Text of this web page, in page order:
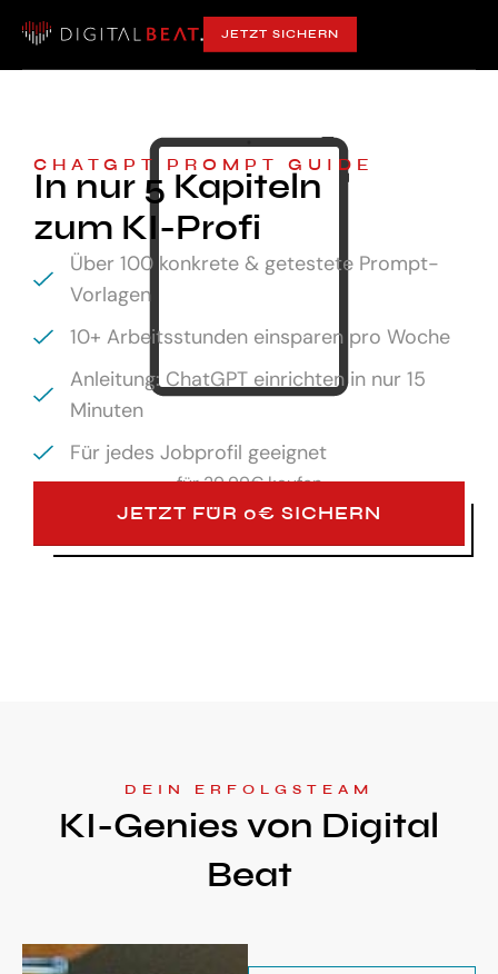
JETZT SICHERN
CHATGPT PROMPT GUIDE
In nur 5 Kapiteln
zum KI-Profi
Über 100 konkrete & getestete Prompt-
Vorlagen
10+ Arbeitsstunden einsparen pro Woche
Anleitung: ChatGPT einrichten in nur 15
Minuten
Für jedes Jobprofil geeignet
für29,99€ kaufen
JETZT FÜR 0€ SICHERN
DEIN ERFOLGSTEAM
KI-Genies von Digital
Beat